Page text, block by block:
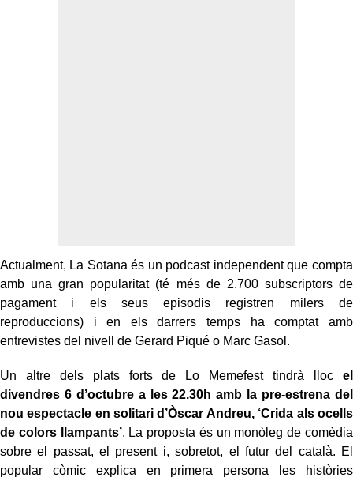
Actualment, La Sotana és un podcast independent que compta
amb una gran popularitat (té més de 2.700 subscriptors de
pagament i els seus episodis registren milers de
reproduccions) i en els darrers temps ha comptat amb
entrevistes del nivell de Gerard Piqué o Marc Gasol.
Un altre dels plats forts de Lo Memefest tindrà lloc el
divendres 6 d’octubre a les 22.30h amb la pre-estrena del
nou espectacle en solitari d’Òscar Andreu, ‘Crida als ocells
de colors llampants’. La proposta és un monòleg de comèdia
sobre el passat, el present i, sobretot, el futur del català. El
popular còmic explica en primera persona les històries